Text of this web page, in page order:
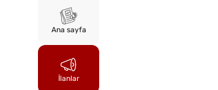
Ana sayfa
İlanlar